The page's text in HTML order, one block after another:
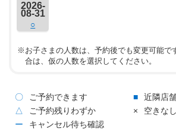
2026-
08-31
○
※お子さまの人数は、予約後でも変更可能で
合は、仮の人数を選択してください。
〇 ご予約できます ■
近隣店
△
ご予約残りわずか ×
空きなし
ー
キャンセル待ち確認